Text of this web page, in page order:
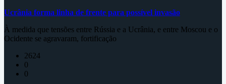
Ucrânia forma linha de frente para possível invasão
À medida que tensões entre Rússia e a Ucrânia, e entre Moscou e o
Ocidente se agravaram, fortificação
2624
0
0